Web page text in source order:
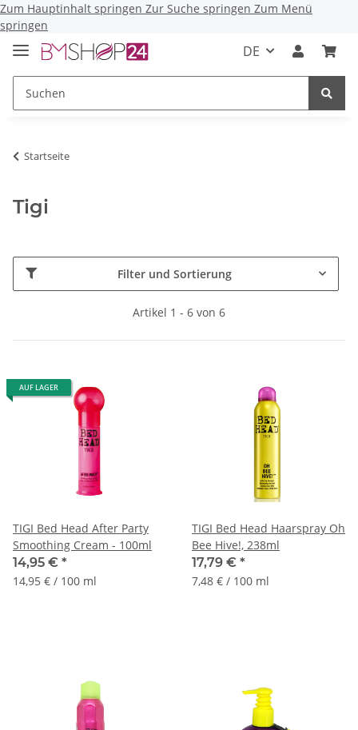
Zum Hauptinhalt springen Zur Suche springen Zum Menü
springen
DE
Startseite
Tigi
Filter und Sortierung
Artikel 1 - 6 von 6
AUF LAGER
TIGI Bed Head After Party
Smoothing Cream - 100ml
14,95 € *
14,95 € / 100 ml
TIGI Bed Head Haarspray Oh
Bee Hive!, 238ml
17,79 € *
7,48 € / 100 ml